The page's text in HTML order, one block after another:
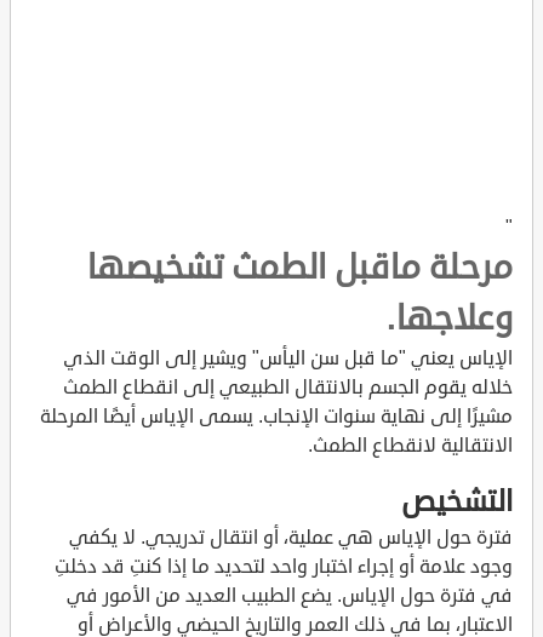
"
مرحلة ماقبل الطمث تشخيصها
وعلاجها.
الإياس يعني "ما قبل سن اليأس" ويشير إلى الوقت الذي
خلاله يقوم الجسم بالانتقال الطبيعي إلى انقطاع الطمث
مشيرًا إلى نهاية سنوات الإنجاب. يسمى الإياس أيضًا المرحلة
الانتقالية لانقطاع الطمث.
التشخيص
فترة حول الإياس هي عملية، أو انتقال تدريجي. لا يكفي
وجود علامة أو إجراء اختبار واحد لتحديد ما إذا كنتِ قد دخلتِ
في فترة حول الإياس. يضع الطبيب العديد من الأمور في
الاعتبار، بما في ذلك العمر والتاريخ الحيضي والأعراض أو